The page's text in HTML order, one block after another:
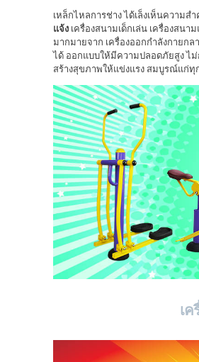
เหล็กไหลการช่าง ได้เล็งเห็นความ
แจ้ง เครื่องสนามเด็กเล่น เครื่องสน
มากมายจาก เครื่องออกกำลังกายกล
ได้ ออกแบบให้มีความปลอดภัยสูง ไม่
สร้างสุขภาพให้แข่งแรง สมบูรณ์แก่
เ